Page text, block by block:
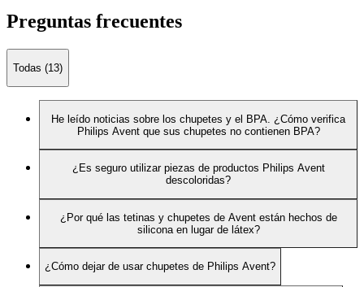
Preguntas frecuentes
Todas (13)
He leído noticias sobre los chupetes y el BPA. ¿Cómo verifica
Philips Avent que sus chupetes no contienen BPA?
¿Es seguro utilizar piezas de productos Philips Avent
descoloridas?
¿Por qué las tetinas y chupetes de Avent están hechos de
silicona en lugar de látex?
¿Cómo dejar de usar chupetes de Philips Avent?